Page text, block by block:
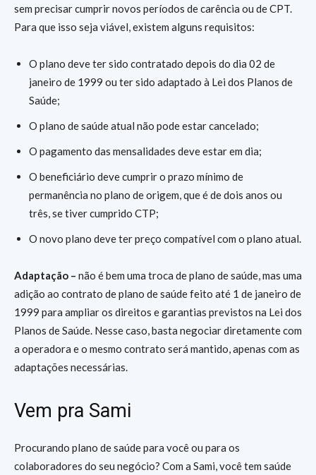
sem precisar cumprir novos períodos de carência ou de CPT.
Para que isso seja viável, existem alguns requisitos:
O plano deve ter sido contratado depois do dia 02 de
janeiro de 1999 ou ter sido adaptado à Lei dos Planos de
Saúde;
O plano de saúde atual não pode estar cancelado;
O pagamento das mensalidades deve estar em dia;
O beneficiário deve cumprir o prazo mínimo de
permanência no plano de origem, que é de dois anos ou
três, se tiver cumprido CTP;
O novo plano deve ter preço compatível com o plano atual.
Adaptação – não é bem uma troca de plano de saúde, mas uma
adição ao contrato de plano de saúde feito até 1 de janeiro de
1999 para ampliar os direitos e garantias previstos na Lei dos
Planos de Saúde. Nesse caso, basta negociar diretamente com
a operadora e o mesmo contrato será mantido, apenas com as
adaptações necessárias.
Vem pra Sami
Procurando plano de saúde para você ou para os
colaboradores do seu negócio? Com a Sami, você tem saúde